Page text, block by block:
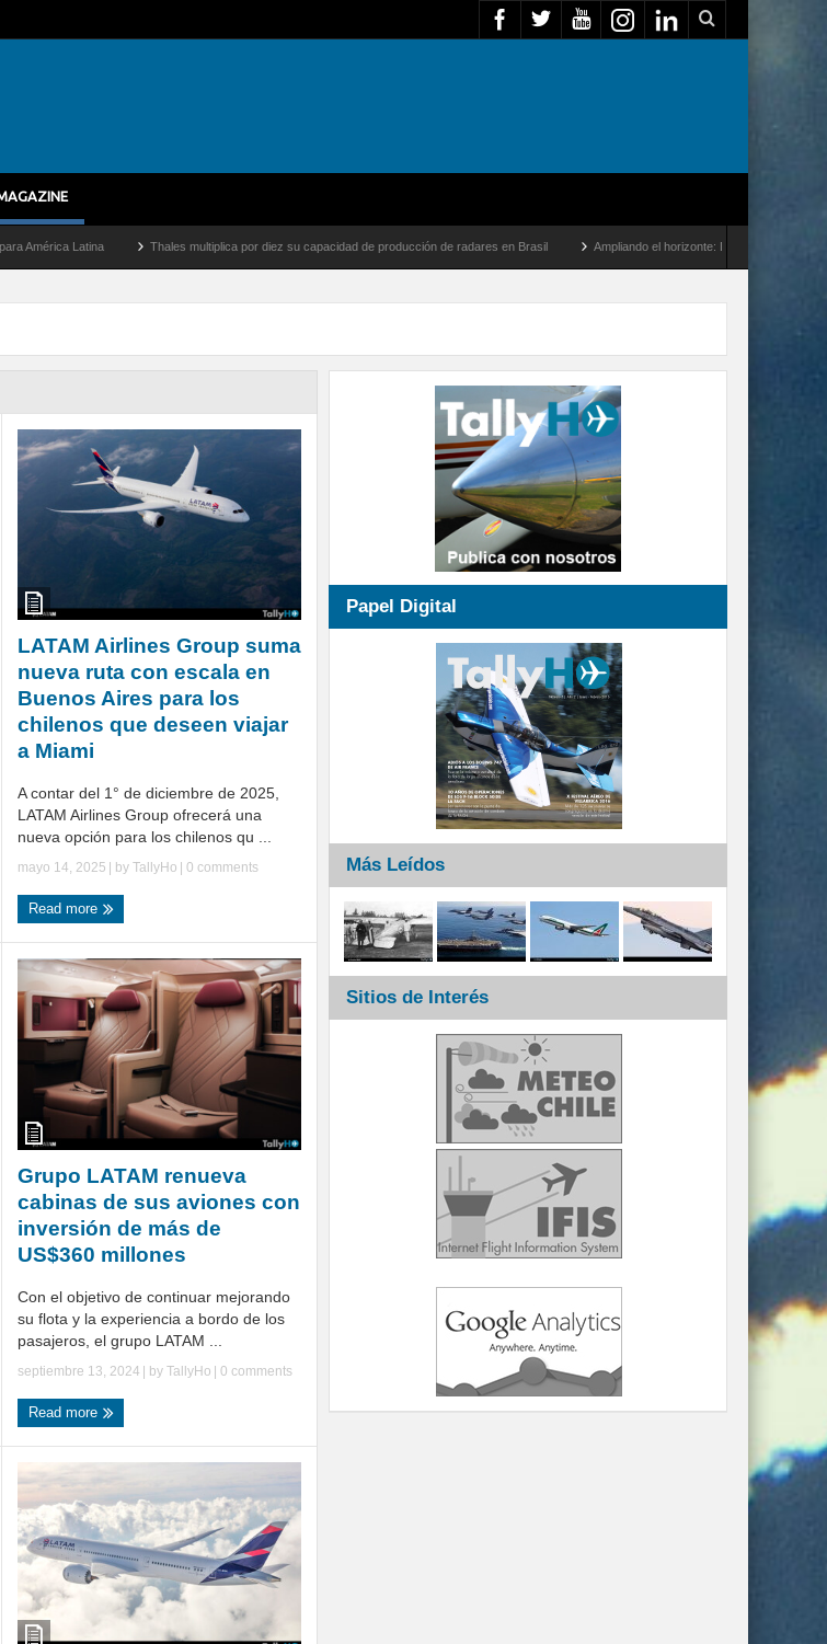
Thales multiplica por diez su capacidad de producción de radares en Brasil Ampliando el horizonte: Dentro del vuelo de desarrollo más
LATAM Airlines Group suma
nueva ruta con escala en
Buenos Aires para los
chilenos que deseen viajar
a Miami
A contar del 1° de diciembre de 2025,
LATAM Airlines Group ofrecerá una
nueva opción para los chilenos qu ...
mayo 14, 2025 | by TallyHo 0 comments
Read more
Grupo LATAM renueva
cabinas de sus aviones con
inversión de más de
US$360 millones
Con el objetivo de continuar mejorando
su flota y la experiencia a bordo de los
pasajeros, el grupo LATAM ...
septiembre 13, 2024 | by TallyHo | 0 comments
Read more
Papel Digital
Más Leídos
Sitios de Interés